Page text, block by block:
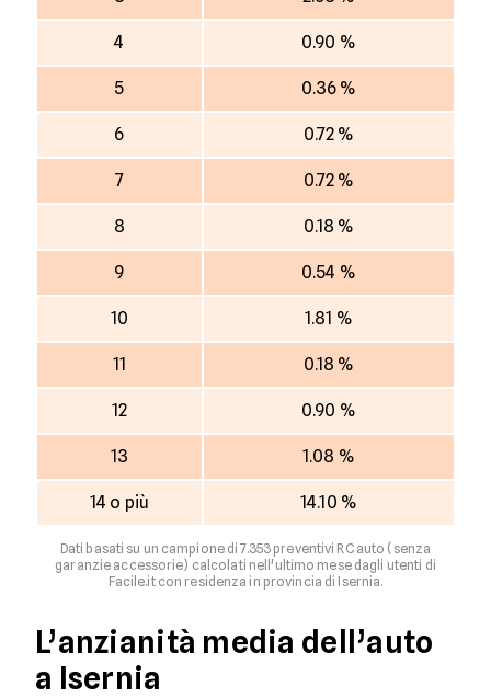
4 0.90 %
5 0.36 %
6 0.72 %
7 0.72 %
8 0.18 %
9 0.54 %
10 1.81 %
11 0.18 %
12 0.90 %
13 1.08 %
14 o più 14.10 %
Dati basati su un campione di 7.353 preventivi RC auto (senza
garanzie accessorie) calcolati nell'ultimo mese dagli utenti di
Facile.it con residenza in provincia di Isernia.
L’anzianità media dell’auto
a Isernia